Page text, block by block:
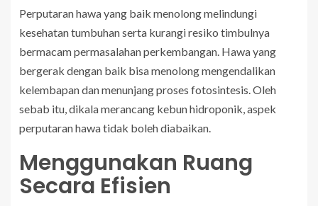
Perputaran hawa yang baik menolong melindungi
kesehatan tumbuhan serta kurangi resiko timbulnya
bermacam permasalahan perkembangan. Hawa yang
bergerak dengan baik bisa menolong mengendalikan
kelembapan dan menunjang proses fotosintesis. Oleh
sebab itu, dikala merancang kebun hidroponik, aspek
perputaran hawa tidak boleh diabaikan.
Menggunakan Ruang
Secara Efisien